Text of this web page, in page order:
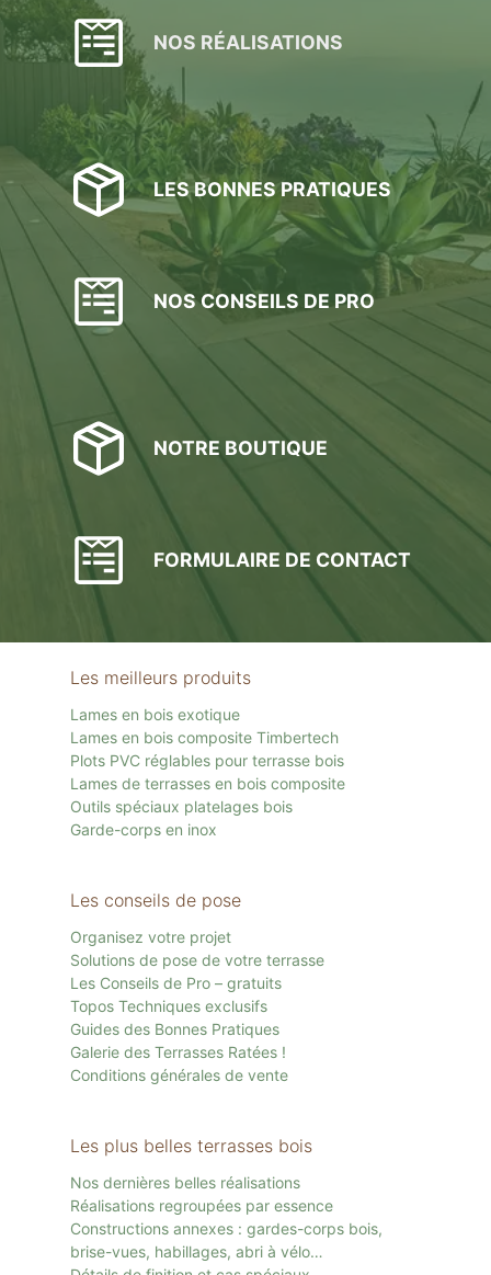
NOS RÉALISATIONS
LES BONNES PRATIQUES
NOS CONSEILS DE PRO
NOTRE BOUTIQUE
FORMULAIRE DE CONTACT
Les meilleurs produits
Lames en bois exotique
Lames en bois composite Timbertech
Plots PVC réglables pour terrasse bois
Lames de terrasses en bois composite
Outils spéciaux platelages bois
Garde-corps en inox
Les conseils de pose
Organisez votre projet
Solutions de pose de votre terrasse
Les Conseils de Pro – gratuits
Topos Techniques exclusifs
Guides des Bonnes Pratiques
Galerie des Terrasses Ratées !
Conditions générales de vente
Les plus belles terrasses bois
Nos dernières belles réalisations
Réalisations regroupées par essence
Constructions annexes : gardes-corps bois,
brise-vues, habillages, abri à vélo…